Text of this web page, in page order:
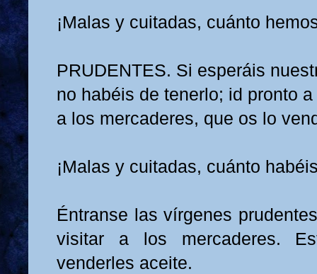
¡Malas y cuitadas, cuánto
PRUDENTES. Si esperáis
no habéis de tenerlo; id pronto
a los mercaderes, que os lo
¡Malas y cuitadas, cuánto
Éntranse las vírgenes
visitar a los mercaderes.
venderles aceite.